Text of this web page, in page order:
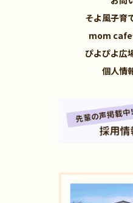
そよ風子育
mom cafe
ぴよぴよ広
個人情